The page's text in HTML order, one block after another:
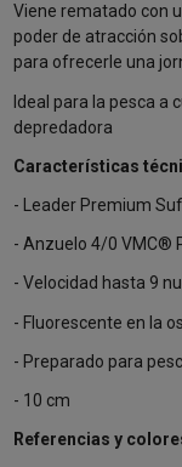
Viene rematado con
poder de atracción
para ofrecerle una
Ideal para la pesca a
depredadora
Características
- Leader Premium
- Anzuelo 4/0 VMC®
- Velocidad hasta 9
- Fluorescente en la
- Preparado para
- 10 cm
Referencias y